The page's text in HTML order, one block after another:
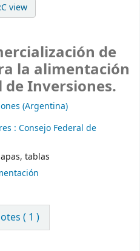
view
de
la alimentación
de Inversiones.
(Argentina)
: Consejo Federal de
tablas
( 1 )